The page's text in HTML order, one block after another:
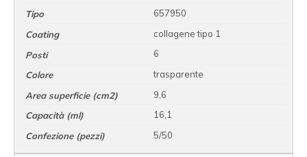
657950
collagene tipo 1
6
trasparente
9,6
16,1
5/50